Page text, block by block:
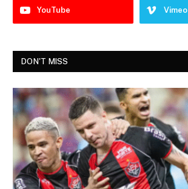
YouTube Vimeo
DON'T MISS